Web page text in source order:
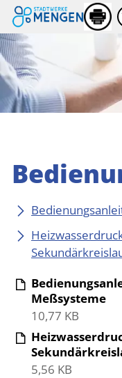
Meßsysteme
10,77 KB
5,56 KB